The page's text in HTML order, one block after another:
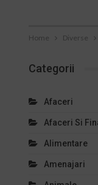
Home Diverse
Categorii
Afaceri
Afaceri Si
Alimentare
Amenajari